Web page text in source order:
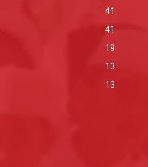
41
41
19
13
13